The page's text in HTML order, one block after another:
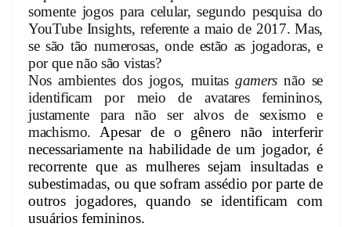
somente jogos para celular, segundo pesquisa do
YouTube Insights, referente a maio de 2017. Mas,
se são tão numerosas, onde estão as jogadoras, e
por que não são vistas?
Nos ambientes dos jogos, muitas gamersnão se
identificam por meio de avatares femininos,
justamente para não ser alvos de sexismo e
machismo. Apesar de o gênero não interferir
necessariamente na habilidade de um jogador, é
recorrente que as mulheres sejam insultadas e
subestimadas, ou que sofram assédio por parte de
outros jogadores, quando se identificam com
usuários femininos.